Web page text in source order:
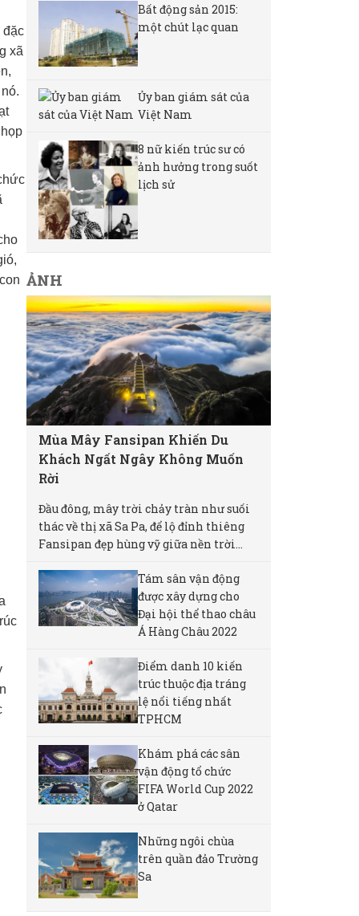
đặc
xã
Bất động sản 2015:
một chút lạc quan
Ủy ban giám sát của
Việt Nam
8 nữ kiến ​​trúc sư có
ảnh hưởng trong suốt
lịch sử
ẢNH
Mùa Mây Fansipan Khiến Du
Khách Ngất Ngây Không Muốn
Rời
Đầu đông, mây trời chảy tràn như suối
thác về thị xã Sa Pa, để lộ đỉnh thiêng
Fansipan đẹp hùng vỹ giữa nền trời...
Tám sân vận động
được xây dựng cho
Đại hội thể thao châu
Á Hàng Châu 2022
Điểm danh 10 kiến
trúc thuộc địa tráng
lệ nổi tiếng nhất
TPHCM
Khám phá các sân
vận động tổ chức
FIFA World Cup 2022
ở Qatar
Những ngôi chùa
trên quần đảo Trường
Sa